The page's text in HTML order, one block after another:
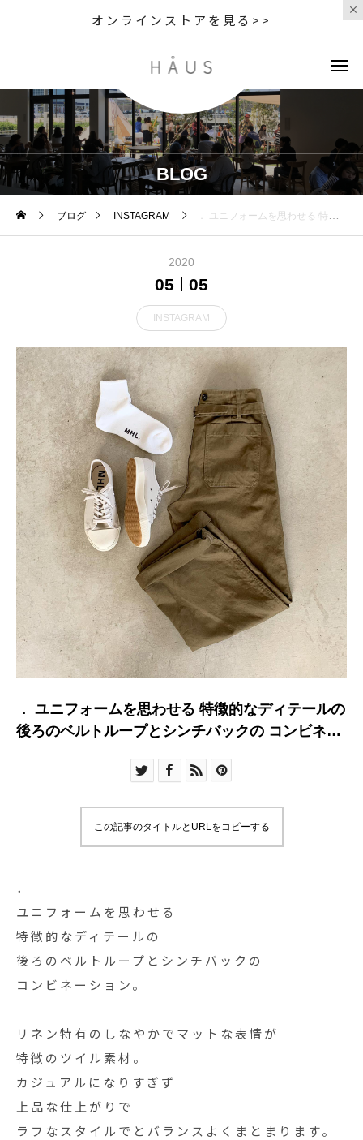
オンラインストアを見る>>
BLOG
ブログ INSTAGRAM ． ユニフォームを思わせる 特徴的なディテールの 後ろのベルトループとシンチバックの コンビネーション
2020
05 05
INSTAGRAM
． ユニフォームを思わせる 特徴的なディテールの
後ろのベルトループとシンチバックの コンビネー
この記事のタイトルとURLをコピーする
．
ユニフォームを思わせる
特徴的なディテールの
後ろのベルトループとシンチバックの
コンビネーション。
リネン特有のしなやかでマットな表情が
特徴のツイル素材。
カジュアルになりすぎず
上品な仕上がりで
ラフなスタイルでとバランスよくまとまります。